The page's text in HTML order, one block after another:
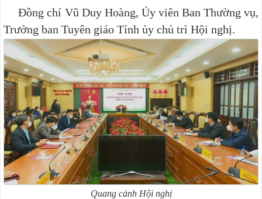
Đồng chí Vũ Duy Hoàng, Ủy viên Ban Thường vụ,
Trưởng ban Tuyên giáo Tỉnh ủy chủ trì Hội nghị.
Quang cảnh Hội nghị